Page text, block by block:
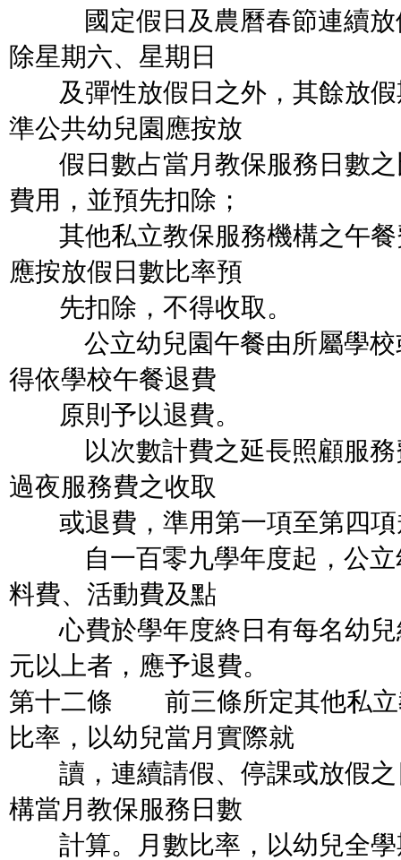
國定假日及農曆春節連續放
除星期六、星期日
及彈性放假日之外，其餘放假
準公共幼兒園應按放
假日數占當月教保服務日數之
費用，並預先扣除；
其他私立教保服務機構之午餐
應按放假日數比率預
先扣除，不得收取。
公立幼兒園午餐由所屬學校
得依學校午餐退費
原則予以退費。
以次數計費之延長照顧服務
過夜服務費之收取
或退費，準用第一項至第四項
自一百零九學年度起，公立
料費、活動費及點
心費於學年度終日有每名幼兒
元以上者，應予退費。
第十二條 前三條所定其他私立
比率，以幼兒當月實際就
讀，連續請假、停課或放假之
構當月教保服務日數
計算。月數比率，以幼兒全學